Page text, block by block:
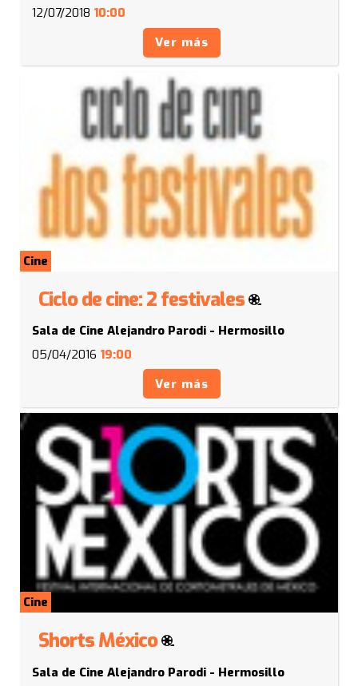
12/07/2018 10:00
Ver más
Cine
Ciclo de cine: 2 festivales
Sala de Cine Alejandro Parodi - Hermosillo
05/04/2016 19:00
Ver más
Cine
Shorts México
Sala de Cine Alejandro Parodi - Hermosillo